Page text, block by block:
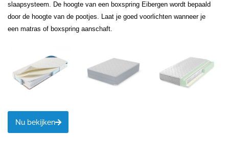
slaapsysteem. De hoogte van een boxspring Eibergen wordt bepaald
door de hoogte van de pootjes. Laat je goed voorlichten wanneer je
een matras of boxspring aanschaft.
Nu bekijken